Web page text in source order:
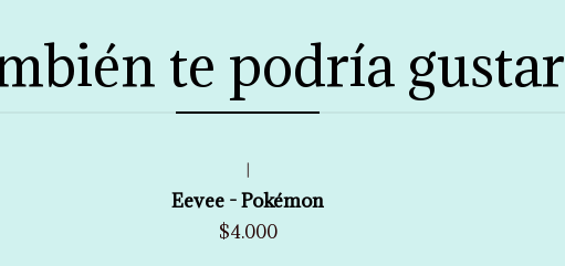
te podría gustar
Eevee - Pokémon
$4.000